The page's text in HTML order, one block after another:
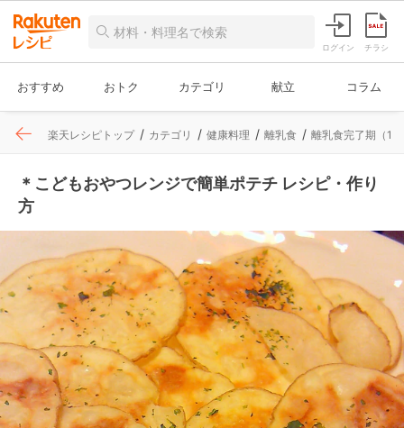
ログイン チラシ
おすすめ おトク カテゴリ 献立 コラム
楽天レシピトップ カテゴリ 健康料理 離乳食 離乳食完了期（12
＊こどもおやつレンジで簡単ポテチ レシピ・作り
方